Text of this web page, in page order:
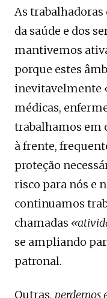
As
da saúde e dos
mantivemos
porque estes
inevitavelmente
médicas,
trabalhamos em
à frente,
proteção
risco para nós e
continuamos
chamadas
se ampliando
patronal.
Outras, perdemos